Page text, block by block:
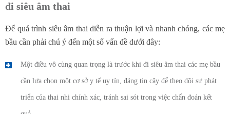
đi siêu âm thai
Để quá trình siêu âm thai diễn ra thuận lợi và nhanh chóng, các mẹ
bầu cần phải chú ý đến một số vấn đề dưới đây:
Một điều vô cùng quan trọng là trước khi đi siêu âm thai các mẹ bầu
cần lựa chọn một cơ sở y tế uy tín, đáng tin cậy để theo dõi sự phát
triển của thai nhi chính xác, tránh sai sót trong việc chẩn đoán kết